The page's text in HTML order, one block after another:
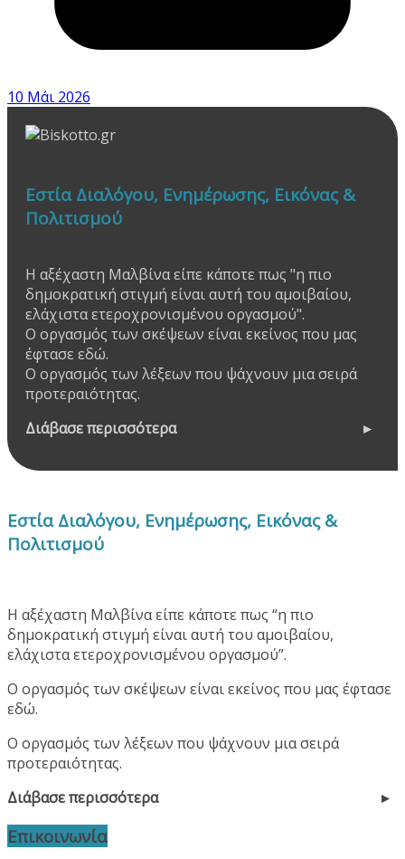
10 Μάι 2026
Εστία Διαλόγου, Ενημέρωσης, Εικόνας &
Πολιτισμού
Η αξέχαστη Μαλβίνα είπε κάποτε πως "η πιο
δημοκρατική στιγμή είναι αυτή του αμοιβαίου,
ελάχιστα ετεροχρονισμένου οργασμού".
Ο οργασμός των σκέψεων είναι εκείνος που μας
έφτασε εδώ.
Ο οργασμός των λέξεων που ψάχνουν μια σειρά
προτεραιότητας.
Διάβασε περισσότερα
Εστία Διαλόγου, Ενημέρωσης, Εικόνας &
Πολιτισμού
Η αξέχαστη Μαλβίνα είπε κάποτε πως “η πιο
δημοκρατική στιγμή είναι αυτή του αμοιβαίου,
ελάχιστα ετεροχρονισμένου οργασμού”.
Ο οργασμός των σκέψεων είναι εκείνος που μας έφτασε
εδώ.
Ο οργασμός των λέξεων που ψάχνουν μια σειρά
προτεραιότητας.
Διάβασε περισσότερα
Επικοινωνία